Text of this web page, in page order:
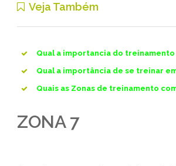
Veja Também
Qual a importancia do treinamento
Qual a importância de se treinar
Quais as Zonas de treinamento
ZONA 7